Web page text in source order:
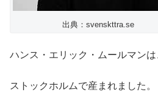
出典：svenskttra.se
ハンス・エリック・ムールマンは
ストックホルムで産まれました。